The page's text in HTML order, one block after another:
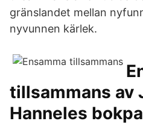
gränslandet mellan
nyvunnen kärlek.
tillsammans av
Hanneles